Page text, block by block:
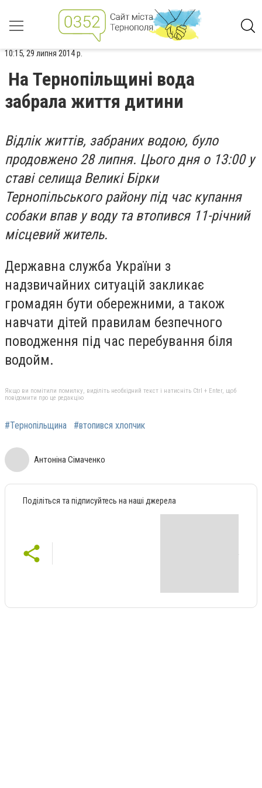
10:15, 29 липня 2014 р.
На Тернопільщині вода
забрала життя дитини
Відлік життів, забраних водою, було
продовжено 28 липня. Цього дня о 13:00 у
ставі селища Великі Бірки
Тернопільського району під час купання
собаки впав у воду та втопився 11-річний
місцевий житель.
Державна служба України з
надзвичайних ситуацій закликає
громадян бути обережними, а також
навчати дітей правилам безпечного
поводження під час перебування біля
водойм.
Якщо ви помітили помилку, виділіть необхідний текст і натисніть Ctrl + Enter, щоб
повідомити про це редакцію
#Тернопільщина #втопився хлопчик
Антоніна Сімаченко
Поділіться та підписуйтесь на наші джерела